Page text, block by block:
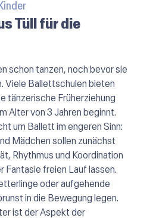
Tüll für die
schon tanzen, noch bevor sie
Viele Ballettschulen bieten
tänzerische Früherziehung
Alter von 3 Jahren beginnt.
um Ballett im engeren Sinn:
Mädchen sollen zunächst
Rhythmus und Koordination
Fantasie freien Lauf lassen.
oder aufgehende
in die Bewegung legen.
ist der Aspekt der